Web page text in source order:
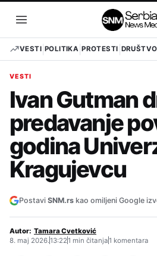
sadržaj
Otvori
meni
VESTI POLITIKA PROTESTI DRUŠTVO
VESTI
Ivan Gutman
predavanje
godina
Kragujevcu
Postavi SNM.rs kao omiljeni Google
Autor: Tamara Cvetković
8. maj 2026.13:221 min čitanja1 komentara